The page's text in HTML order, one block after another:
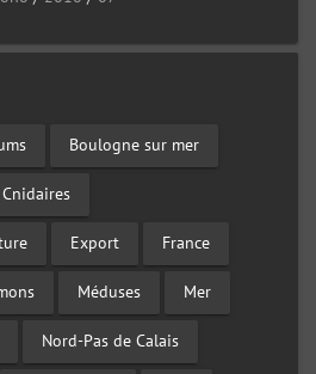
Boulogne sur mer
Cnidaires
Export France
Méduses Mer
Nord-Pas de Calais